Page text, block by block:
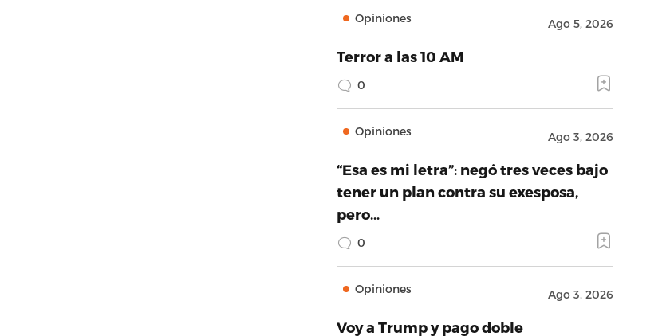
Opiniones Ago 5, 2026
Terror a las 10 AM
0
Opiniones Ago 3, 2026
“Esa es mi letra”: negó tres veces bajo
tener un plan contra su exesposa,
pero…
0
Opiniones Ago 3, 2026
Voy a Trump y pago doble